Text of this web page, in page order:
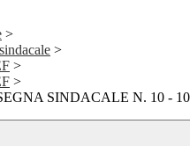
>
>
>
>
SINDACALE N. 10 -